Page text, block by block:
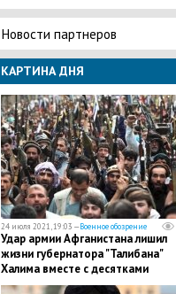
Новости партнеров
КАРТИНА ДНЯ
24 июля 2021, 19:03 —Военное обозрение
Удар армии Афганистана лишил
жизни губернатора "Талибана"
Халима вместе с десятками
террористов